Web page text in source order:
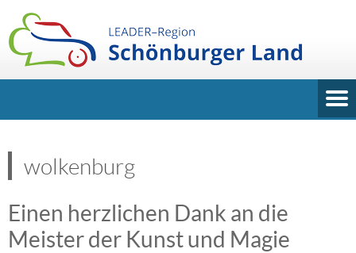
wolkenburg
Einen herzlichen Dank an die
Meister der Kunst und Magie